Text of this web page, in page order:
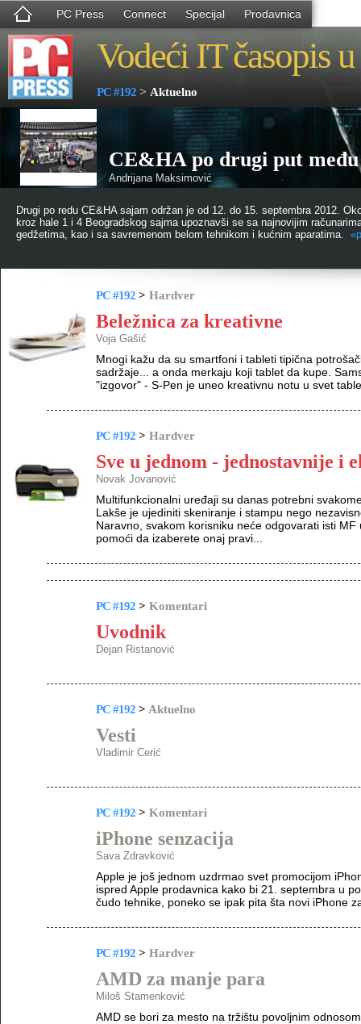
PC Press Connect Specijal Prodavnica
Vodeći IT časopis
PC #192 > Aktuelno
CE&HA po drugi put
Andrijana Maksimović
Drugi po redu CE&HA sajam održan je od 12. do 15. septembra 2012.
kroz hale 1 i 4 Beogradskog sajma upoznavši se sa najnovijim
gedžetima, kao i sa savremenom belom tehnikom i kućnim aparatima.
PC #192 > Hardver
Beležnica za kreativne
Voja Gašić
Mnogi kažu da su smartfoni i tableti tipična
sadržaje... a onda merkaju koji tablet da kupe.
"izgovor" - S-Pen je uneo kreativnu notu u svet
PC #192 > Hardver
Sve u jednom - jednostavnije i
Novak Jovanović
Multifunkcionalni uređaji su danas potrebni
Lakše je ujediniti skeniranje i stampu nego
Naravno, svakom korisniku neće odgovarati isti
pomoći da izaberete onaj pravi...
PC #192 > Komentari
Uvodnik
Dejan Ristanović
PC #192 > Aktuelno
Vesti
Vladimir Cerić
PC #192 > Komentari
iPhone senzacija
Sava Zdravković
Apple je još jednom uzdrmao svet promocijom
ispred Apple prodavnica kako bi 21. septembra u
čudo tehnike, poneko se ipak pita šta novi iPhone
PC #192 > Hardver
AMD za manje para
Miloš Stamenković
AMD se bori za mesto na tržištu povoljnim